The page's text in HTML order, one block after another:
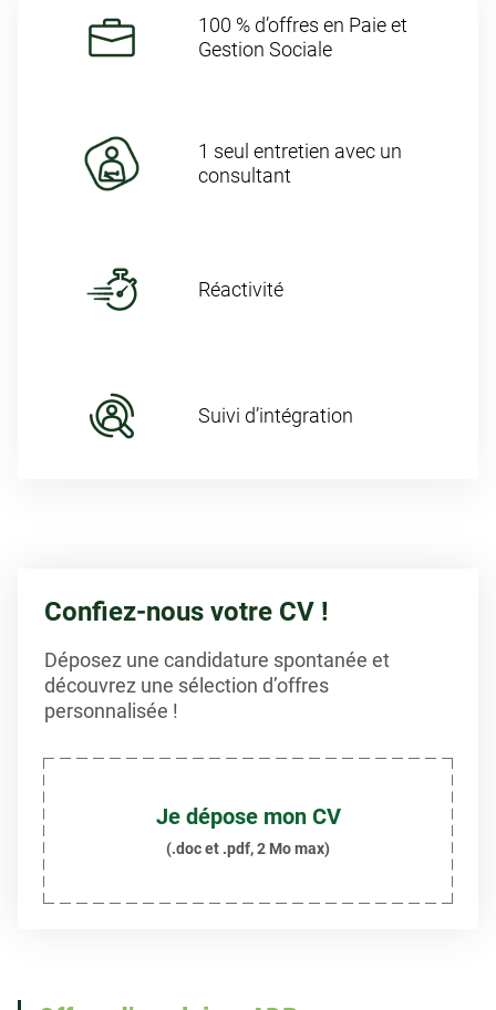
100 % d’offres en Paie et
Gestion Sociale
1 seul entretien avec un
consultant
Réactivité
Suivi d’intégration
Confiez-nous votre CV !
Déposez une candidature spontanée et
découvrez une sélection d’offres
personnalisée !
Je dépose mon CV
(.doc et .pdf, 2 Mo max)